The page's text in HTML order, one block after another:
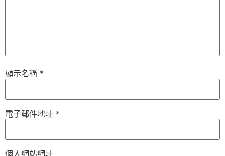
顯示名稱 *
電子郵件地址 *